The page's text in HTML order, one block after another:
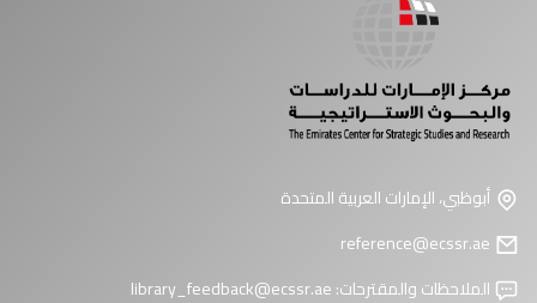
أبوظبي، الإمارات العربية المتحدة
الملاحظات والمقترحات:library_feedback@ecssr.ae